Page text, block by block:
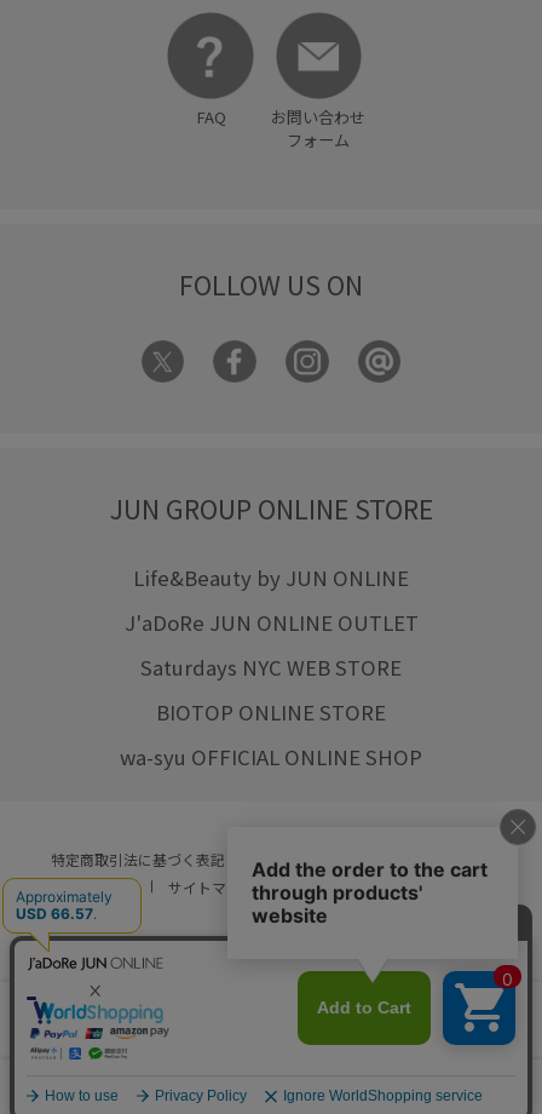
0
FAQ
お問い合わせ
フォーム
FOLLOW US ON
JUN GROUP ONLINE STORE
Life&Beauty by JUN ONLINE
J'aDoRe JUN ONLINE OUTLET
Saturdays NYC WEB STORE
BIOTOP ONLINE STORE
wa-syu OFFICIAL ONLINE SHOP
特定商取引法に基づく表記 プライバシーポリシー
会社概要
ご利用規約
サイトマップ リクルート ご利用ガイド
© JUN CO.,LTD. ALL RIGHTS RESERVED.
店舗在庫
をみる
カートに入れる